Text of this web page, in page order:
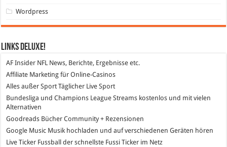
Wordpress
Links DeLuXe!
AF Insider NFL News, Berichte, Ergebnisse etc.
Affiliate Marketing für Online-Casinos
Alles außer Sport Täglicher Live Sport
Bundesliga und Champions League Streams kostenlos und mit vielen
Alternativen
Goodreads Bücher Community + Rezensionen
Google Music Musik hochladen und auf verschiedenen Geräten hören
Live Ticker Fussball
der schnellste Fussi Ticker im Netz